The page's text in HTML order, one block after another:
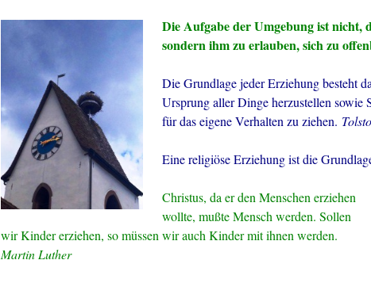
Die Aufgabe der Umgebung ist nicht,
sondern ihm zu erlauben, sich zu
Die Grundlage jeder Erziehung besteht
Ursprung aller Dinge herzustellen sowie
für das eigene Verhalten zu ziehen.
Eine religiöse Erziehung ist die
Christus, da er den Menschen erziehen
wollte, mußte Mensch werden. Sollen
wir Kinder erziehen, so müssen wir auch Kinder mit ihnen werden.
Martin Luther